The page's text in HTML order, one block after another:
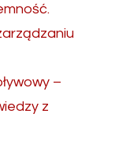
–
z